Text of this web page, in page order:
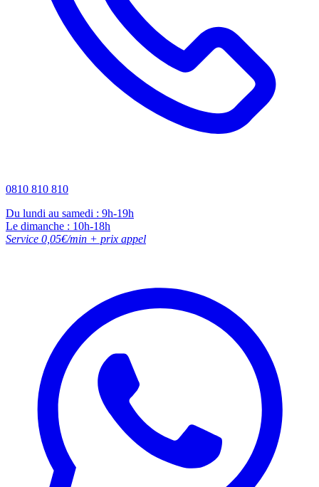
0810 810 810
Du lundi au samedi : 9h-19h
Le dimanche : 10h-18h
Service 0,05€/min + prix appel